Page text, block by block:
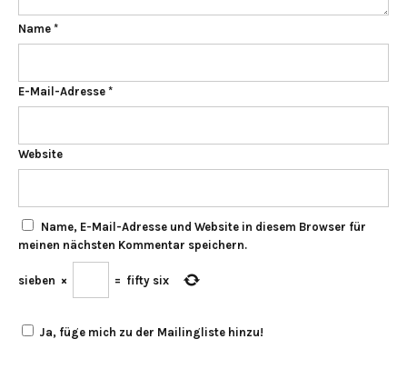
Name *
E-Mail-Adresse *
Website
Name, E-Mail-Adresse und Website in diesem Browser für
meinen nächsten Kommentar speichern.
sieben × = fifty six
Ja, füge mich zu der Mailingliste hinzu!